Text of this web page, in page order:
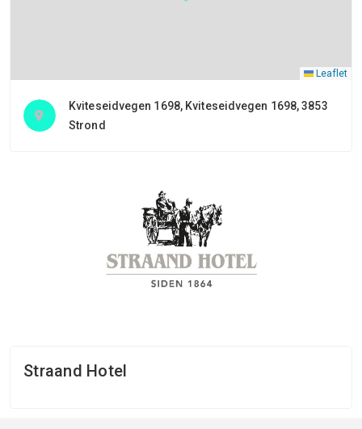
Leaflet
Kviteseidvegen 1698, Kviteseidvegen 1698, 3853
Strond
Straand Hotel